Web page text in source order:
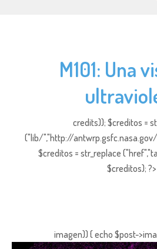
M101: Una
credits)); $creditos =
("lib/","http://
$creditos = str_replace
$creditos); ?>
imagen)) { echo $post-